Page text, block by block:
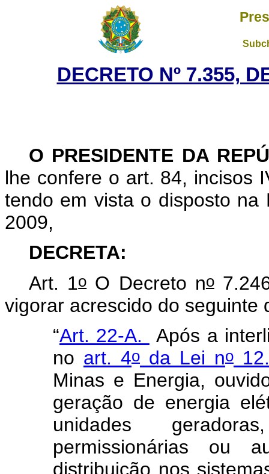
DECRETO Nº 7.355,
O PRESIDENTE DA
lhe confere o art. 84, incisos
tendo em vista o disposto na
2009,
DECRETA:
Art. 1oO Decreto no
vigorar acrescido do seguinte
“Art. 22-A.
Após a
no art. 4o da Lei no
Minas e Energia,
geração de energia
unidades
permissionárias ou
distribuição nos